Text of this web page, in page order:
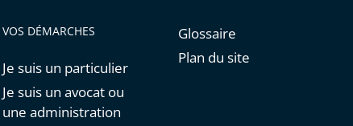
VOS DÉMARCHES
Je suis un particulier
Je suis un avocat ou
une administration
Glossaire
Plan du site